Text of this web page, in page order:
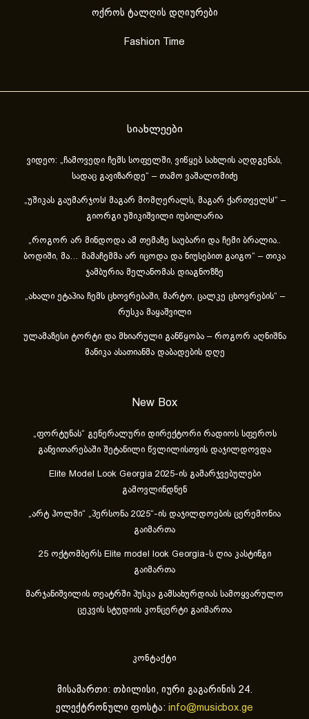
ოქროს ტალღის დღიურები
Fashion Time
სიახლეები
ვიდეო: „ჩამოვედი ჩემს სოფელში, ვიწყებ სახლის აღდგენას,
სადაც გავიზარდე“ – თამო ვაშალომიძე
„უშიკას გაუმარჯოს! მაგარ მომღერალს, მაგარ ქართველს!“ –
გიორგი უშიკიშვილი იუბილარია
„როგორ არ მინდოდა ამ თემაზე საუბარი და ჩემი ბრალია..
ბოდიში, მა… მამაჩემმა არ იცოდა და ნიუსებით გაიგო“ – თიკა
ჯამბურია მელანომას დიაგნოზზე
„ახა­ლი ეტა­პია ჩემს ცხოვ­რე­ბა­ში, მარ­ტო, ცალ­კე ცხოვ­რე­ბის“ –
რუსკა მაყაშვილი
ულამაზესი ტორტი და მხიარული განწყობა – როგორ აღნიშნა
მანიკა ასათიანმა დაბადების დღე
New Box
„ფორტუნას“ გენერალური დირექტორი რადიოს სფეროს
განვითარებაში შეტანილი წვლილისთვის დაჯილდოვდა
Elite Model Look Georgia 2025-ის გამარჯვებულები
გამოვლინდნენ
„არტ ჰოლში“ „პერსონა 2025“-ის დაჯილდოების ცერემონია
გაიმართა
25 ოქტომბერს Elite model look Georgia-ს ღია კასტინგი
გაიმართა
მარჯანიშვილის თეატრში პუსკა გამსახურდიას სამოყვარულო
ცეკვის სტუდიის კონცერტი გაიმართა
კონტაქტი
მისამართი: თბილისი, იური გაგარინის 24.
ელექტრონული ფოსტა: info@musicbox.ge